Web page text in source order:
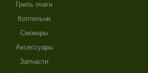
Гриль очаги
Коптильни
Смокеры
Аксессуары
Запчасти